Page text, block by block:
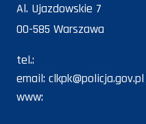
Al. Ujazdowskie 7
00-585 Warszawa
tel.:
email: clkpk@policja.gov.pl
www: